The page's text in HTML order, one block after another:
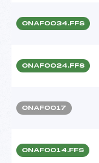
ONAF0034.FFS
ONAF0024.FFS
ONAF0017
ONAF0014.FFS